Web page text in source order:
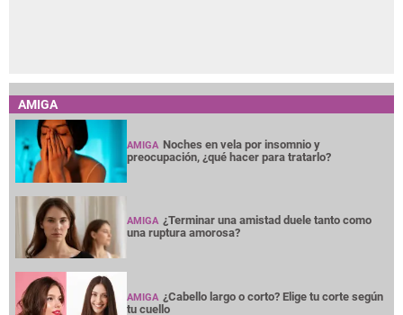
AMIGA
AMIGA Noches en vela por insomnio y
preocupación, ¿qué hacer para tratarlo?
AMIGA ¿Terminar una amistad duele tanto como
una ruptura amorosa?
AMIGA ¿Cabello largo o corto? Elige tu corte según
tu cuello